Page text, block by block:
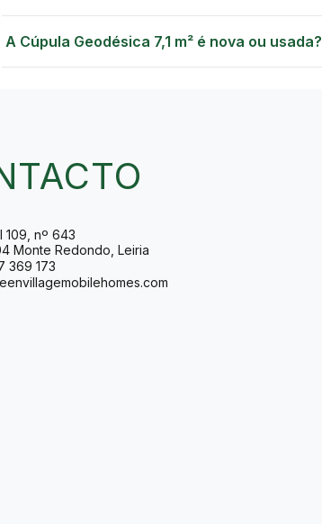
A Cúpula Geodésica 7,1 m² é nova ou usada?
109, nº 643
Monte Redondo, Leiria
369 173